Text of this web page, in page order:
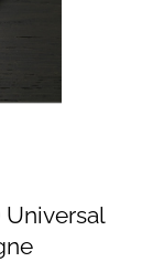
Universal